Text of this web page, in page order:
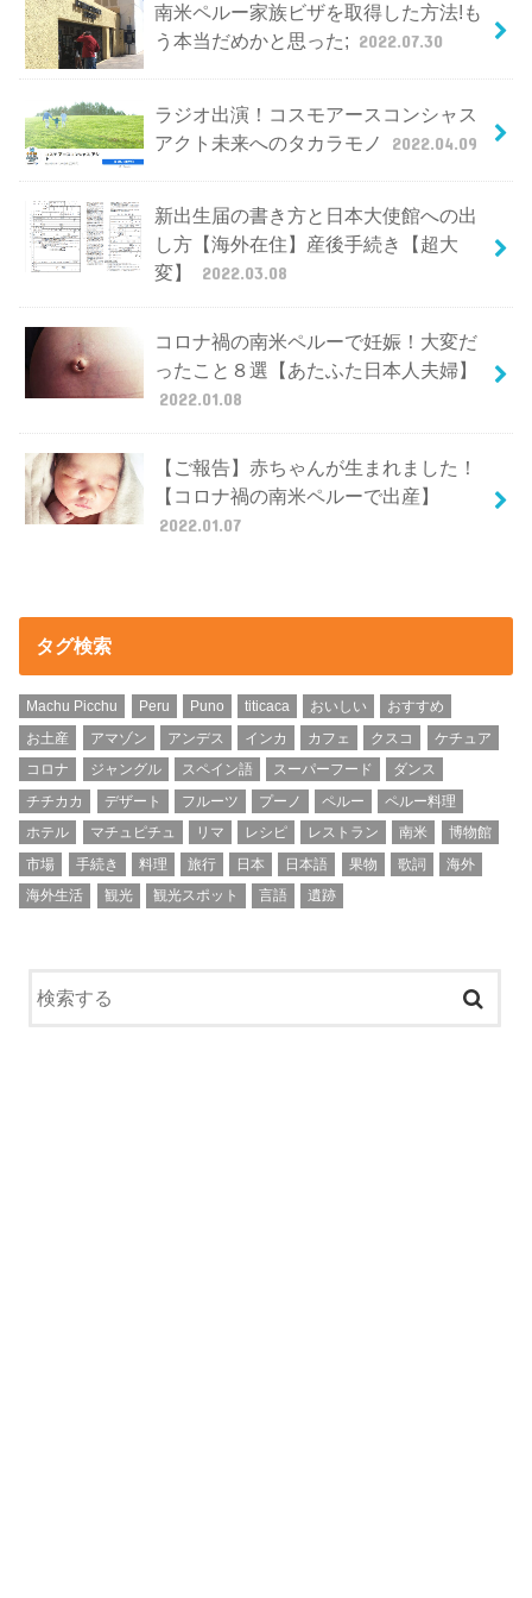
南米ペルー家族ビザを取得した方法!も
う本当だめかと思った; 2022.07.30
ラジオ出演！コスモアースコンシャス
アクト未来へのタカラモノ
2022.04.09
新出生届の書き方と日本大使館への出
し方【海外在住】産後手続き【超大
変】
2022.03.08
コロナ禍の南米ペルーで妊娠！大変だ
ったこと８選【あたふた日本人夫婦】
2022.01.08
【ご報告】赤ちゃんが生まれました！
【コロナ禍の南米ペルーで出産】
2022.01.07
タグ検索
Machu Picchu Peru Puno titicaca おいしい
おすすめ
お土産
アマゾン アンデス インカ カフェ クスコ
ケチュア
コロナ
ジャングル スペイン語 スーパーフード
ダンス
チチカカ
デザート フルーツ プーノ ペルー
ペルー料理
ホテル
マチュピチュ リマ レシピ レストラン 南米
博物館
市場
手続き 料理 旅行 日本 日本語 果物 歌詞
海外
海外生活
観光 観光スポット 言語 遺跡